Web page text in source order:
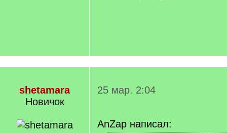
shetamara
Новичок
25 мар. 2:04
AnZap написал: